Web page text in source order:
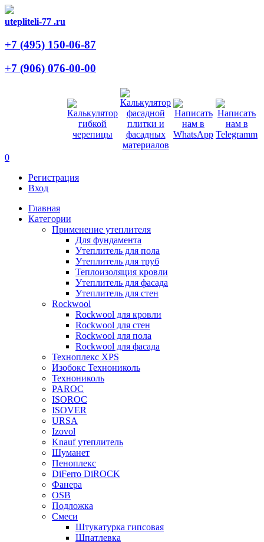
utepliteli-77 .ru
+7 (495) 150-06-87
+7 (906) 076-00-00
0
Регистрация
Вход
Главная
Категории
Применение утеплителя
Для фундамента
Утеплитель для пола
Утеплитель для труб
Теплоизоляция кровли
Утеплитель для фасада
Утеплитель для стен
Rockwool
Rockwool для кровли
Rockwool для стен
Rockwool для пола
Rockwool для фасада
Техноплекс XPS
Изобокс Технониколь
Технониколь
PAROC
ISOROC
ISOVER
URSA
Izovol
Knauf утеплитель
Шуманет
Пеноплекс
DiFerro DiROCK
Фанера
OSB
Подложка
Смеси
Штукатурка гипсовая
Шпатлевка